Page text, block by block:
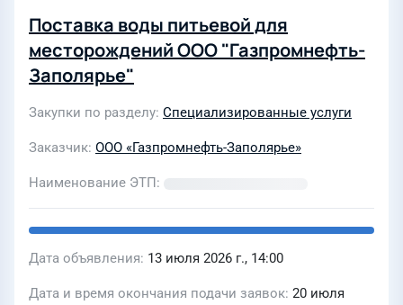
Поставка воды питьевой для
месторождений ООО "Газпромнефть-
Заполярье"
Закупки по разделу Специализированные услуги
Заказчик ООО «Газпромнефть-Заполярье»
Наименование ЭТП
Дата объявления 13 июля 2026 г., 14:00
Дата и время окончания подачи заявок 20 июля